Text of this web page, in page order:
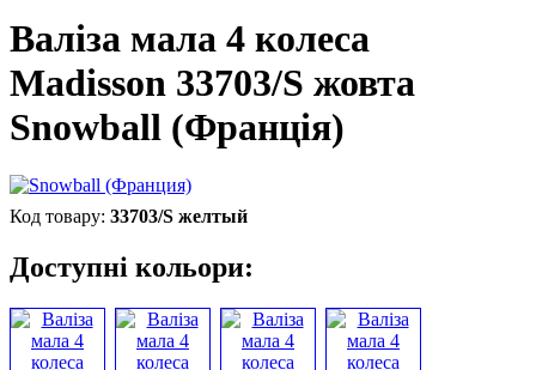
Валіза мала 4 колеса
Madisson 33703/S жовта
Snowball (Франція)
33703/S желтый
Доступні кольори: